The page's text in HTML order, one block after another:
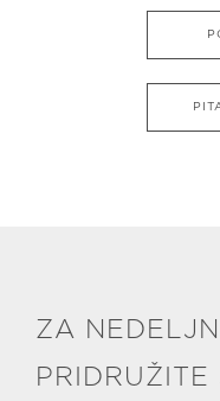
ZA
PRIDRUŽITE